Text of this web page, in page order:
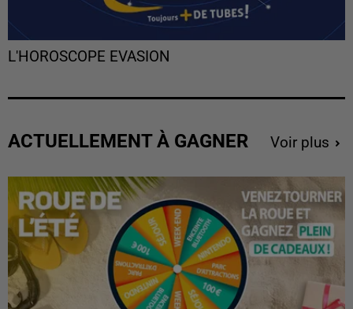
L'HOROSCOPE EVASION
ACTUELLEMENT À GAGNER Voir plus